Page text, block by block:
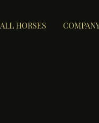
ALL HORSES